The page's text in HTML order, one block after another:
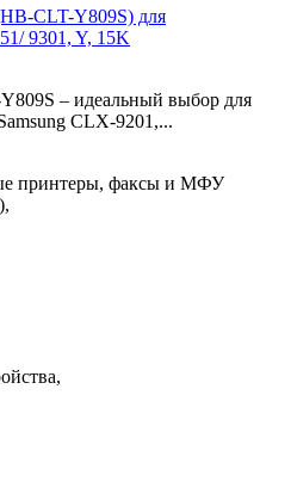
– идеальный выбор для
CLX-9201,...
принтеры, факсы и МФУ